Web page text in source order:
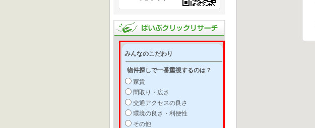
みんなのこだわり
物件探しで一番重視するのは？
家賃
間取り・広さ
交通アクセスの良さ
環境の良さ・利便性
その他